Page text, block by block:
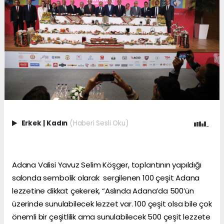
Erkek | Kadın (Haberi Sesli Oku)
Adana Valisi Yavuz Selim Köşger, toplantının yapıldığı
salonda sembolik olarak sergilenen 100 çeşit Adana
lezzetine dikkat çekerek, “Aslında Adana’da 500’ün
üzerinde sunulabilecek lezzet var. 100 çeşit olsa bile çok
önemli bir çeşitlilik ama sunulabilecek 500 çeşit lezzete